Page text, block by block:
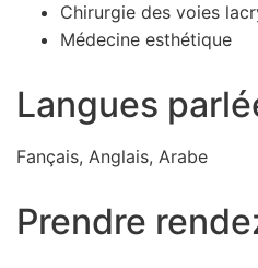
Chirurgie des voies
Médecine esthétique
Langues
Fançais, Anglais, Arabe
Prendre